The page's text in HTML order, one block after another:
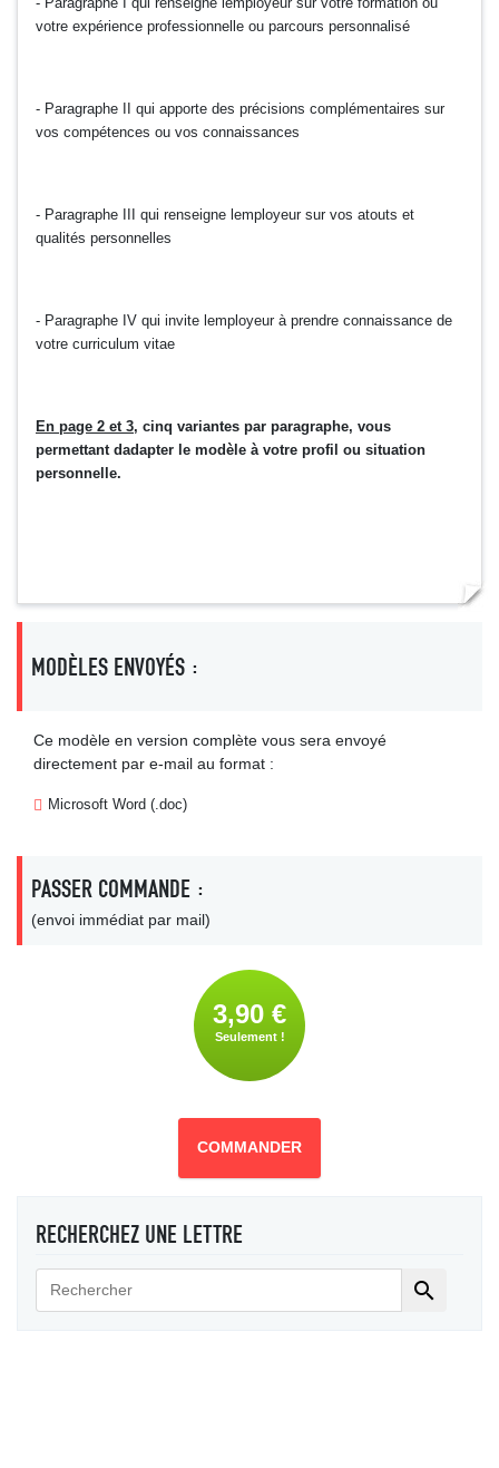
votre expérience professionnelle ou parcours personnalisé
- Paragraphe II qui apporte des précisions complémentaires sur
vos compétences ou vos connaissances
- Paragraphe III qui renseigne lemployeur sur vos atouts et
qualités personnelles
- Paragraphe IV qui invite lemployeur à prendre connaissance de
votre curriculum vitae
En page 2 et 3, cinq variantes par paragraphe, vous
permettant dadapter le modèle à votre profil ou situation
personnelle.
MODÈLES ENVOYÉS :
Ce modèle en version complète vous sera envoyé
directement par e-mail au format :
Microsoft Word (.doc)
PASSER COMMANDE :
(envoi immédiat par mail)
3,90 €
Seulement !
COMMANDER
RECHERCHEZ UNE LETTRE
